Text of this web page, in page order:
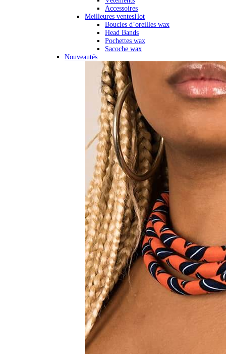
Accessoires
Meilleures ventesHot
Boucles d’oreilles wax
Head Bands
Pochettes wax
Sacoche wax
Nouveautés